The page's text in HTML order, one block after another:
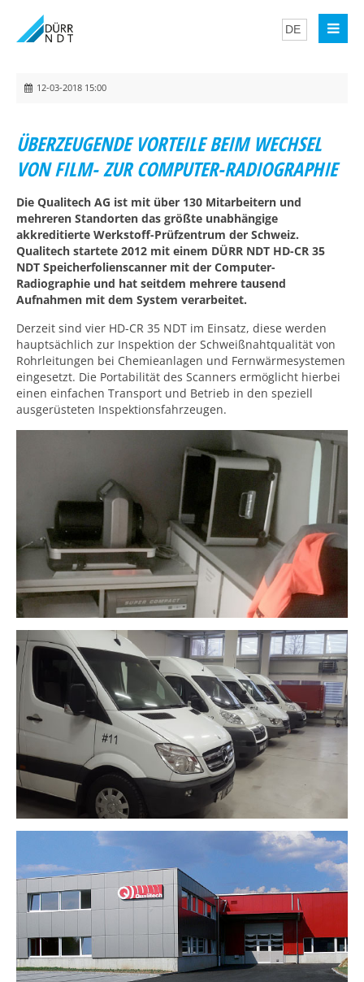
12-03-2018 15:00
ÜBERZEUGENDE VORTEILE BEIM WECHSEL
VON FILM- ZUR COMPUTER-RADIOGRAPHIE
Die Qualitech AG ist mit über 130 Mitarbeitern und
mehreren Standorten das größte unabhängige
akkreditierte Werkstoff-Prüfzentrum der Schweiz.
Qualitech startete 2012 mit einem DÜRR NDT HD-CR 35
NDT Speicherfolienscanner mit der Computer-
Radiographie und hat seitdem mehrere tausend
Aufnahmen mit dem System verarbeitet.
Derzeit sind vier HD-CR 35 NDT im Einsatz, diese werden
hauptsächlich zur Inspektion der Schweißnahtqualität von
Rohrleitungen bei Chemieanlagen und Fernwärmesystemen
eingesetzt. Die Portabilität des Scanners ermöglicht hierbei
einen einfachen Transport und Betrieb in den speziell
ausgerüsteten Inspektionsfahrzeugen.